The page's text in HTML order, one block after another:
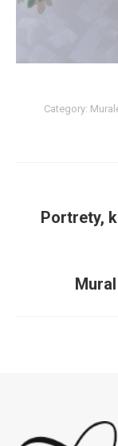
Category:
Portrety,